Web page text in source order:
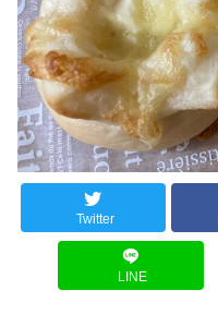
Twitter
LINE